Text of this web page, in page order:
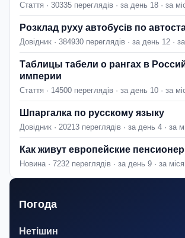
Стаття · 30335 переглядів · за день 18 · за
Розклад руху автобусів по
Довідник · 384930 переглядів · за день 12 ·
Таблицы табели о рангах в
империи
Стаття · 14500 переглядів · за день 10 · за
Шпаргалка по русскому языку
Довідник · 20213 переглядів · за день 4 · за
Как живут европейские
Новина · 7232 переглядів · за день 9 · за
Погода
Нетішин